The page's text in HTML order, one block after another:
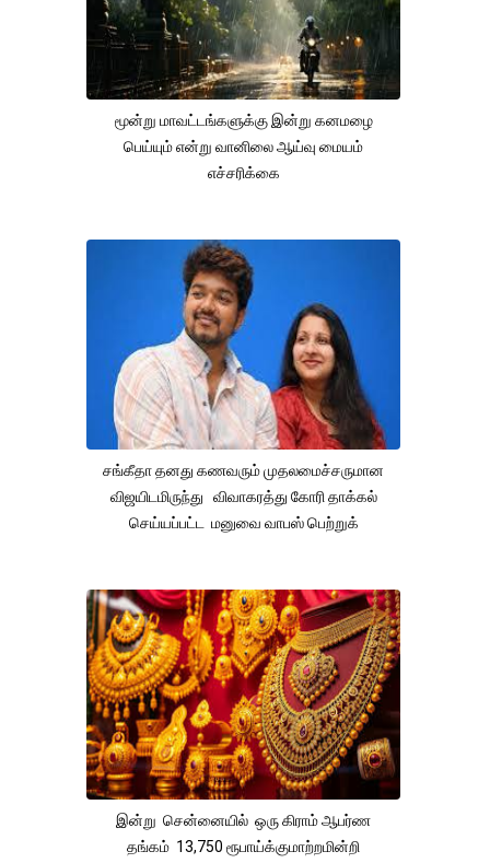
மூன்று மாவட்டங்களுக்கு இன்று கனமழை
பெய்யும் என்று வானிலை ஆய்வு மையம்
எச்சரிக்கை
சங்கீதா தனது கணவரும் முதலமைச்சருமான
விஜயிடமிருந்து விவாகரத்து கோரி தாக்கல்
செய்யப்பட்ட மனுவை வாபஸ் பெற்றுக்
இன்று சென்னையில் ஒரு கிராம் ஆபர்ண
தங்கம் 13,750 ரூபாய்க்குமாற்றமின்றி